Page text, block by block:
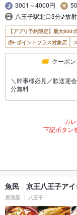
3001～4000円
八王子駅北口3分♪放
【アプリ予約限定】最大800
ポイントプラス対象店
クーポン
＼幹事様必見／歓送迎
分無料
カ
下記ボタン
魚民 京王八王子アイ
居酒屋 八王子